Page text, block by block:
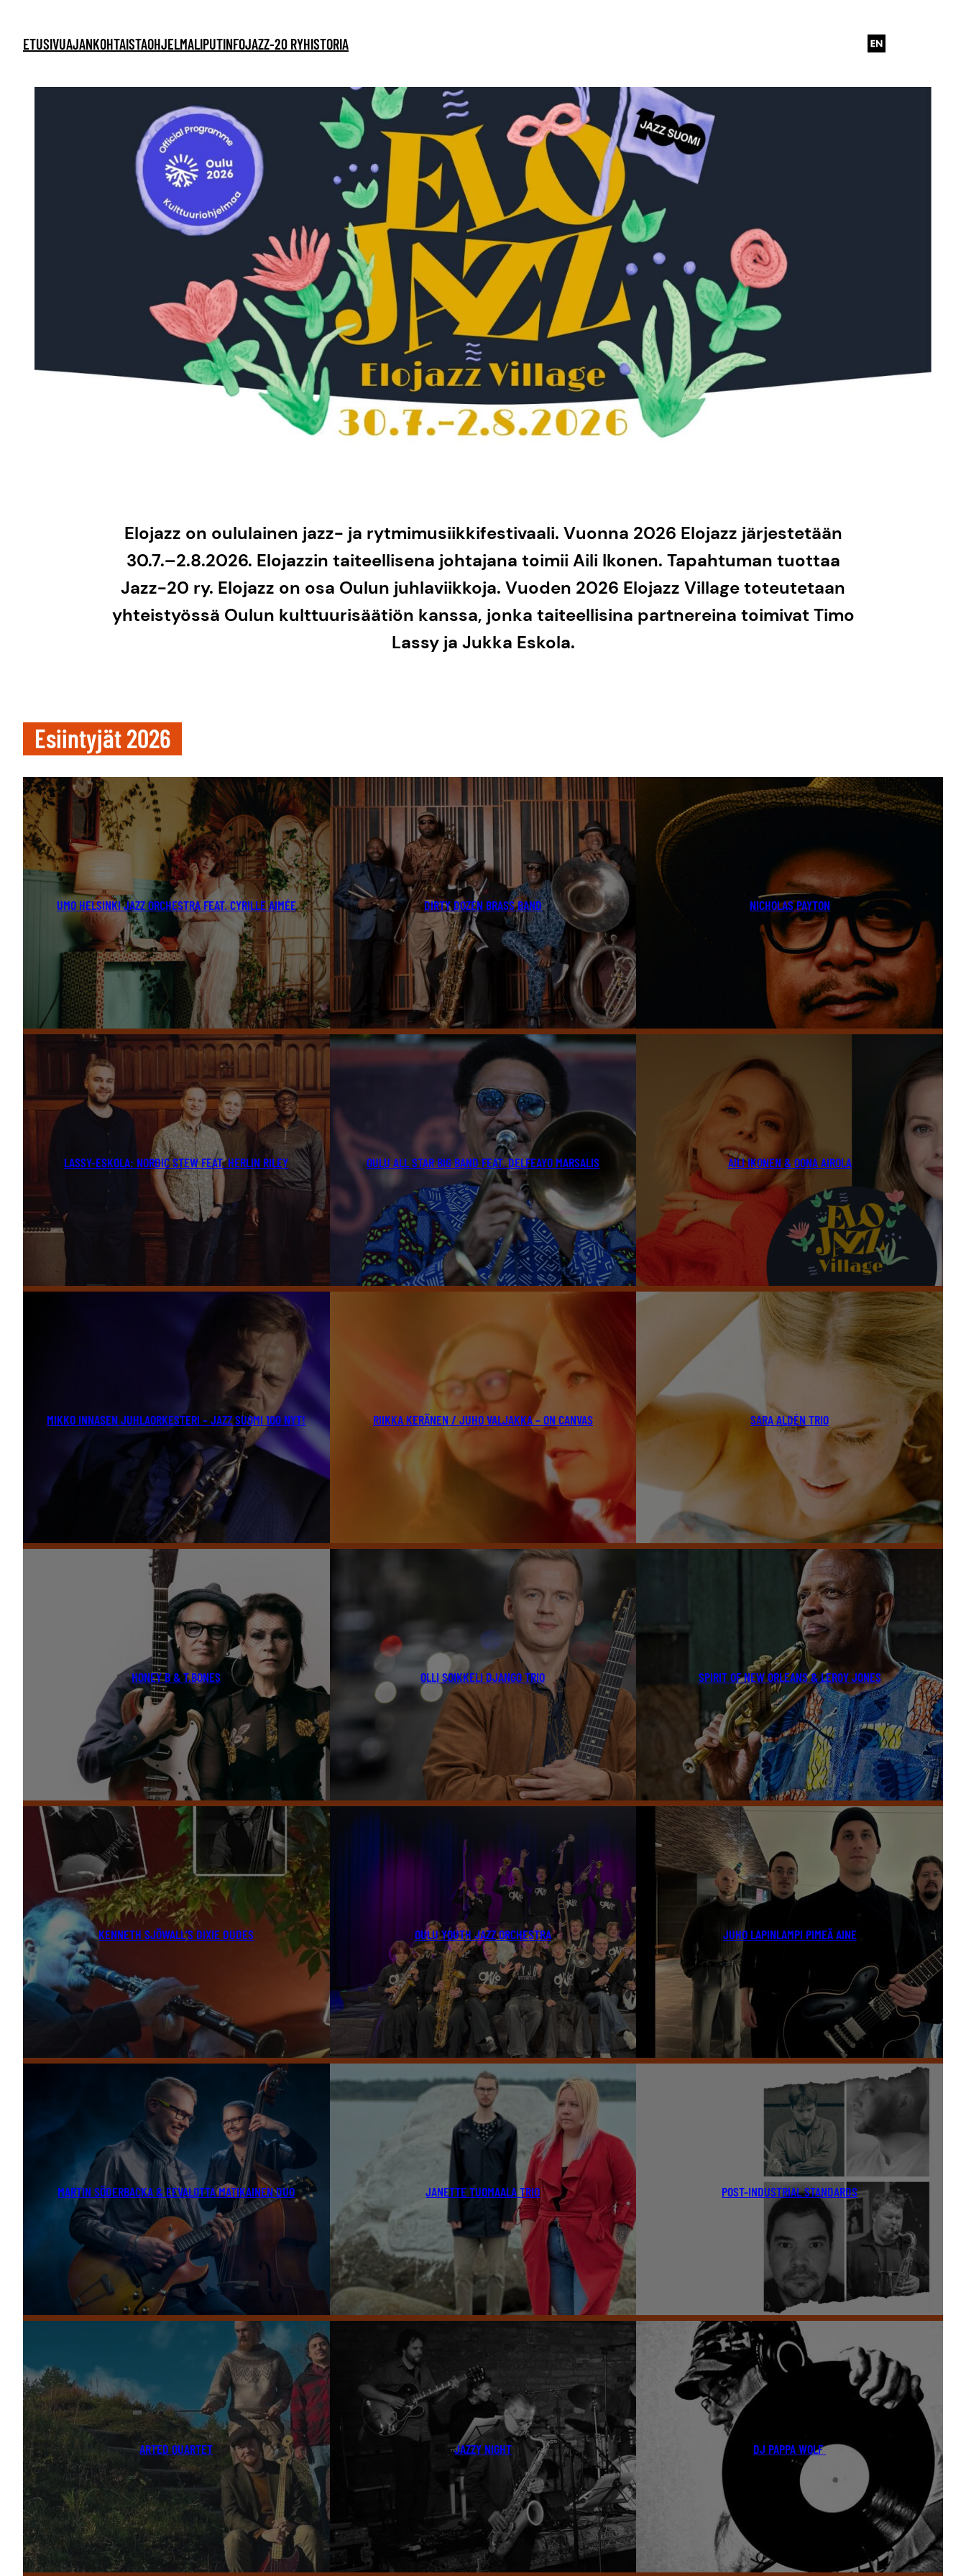
ETUSIVUAJANKOHTAISTAOHJELMALIPUTINFOJAZZ-20 RYHISTORIA
Elojazz on oululainen jazz- ja rytmimusiikkifestivaali. Vuonna 2026 Elojazz järjestetään
30.7.–2.8.2026. Elojazzin taiteellisena johtajana toimii Aili Ikonen. Tapahtuman tuottaa
Jazz-20 ry. Elojazz on osa Oulun juhlaviikkoja. Vuoden 2026 Elojazz Village toteutetaan
yhteistyössä Oulun kulttuurisäätiön kanssa, jonka taiteellisina partnereina toimivat Timo
Lassy ja Jukka Eskola.
Esiintyjät 2026
UMO HELSINKI JAZZ ORCHESTRA FEAT. CYRILLE AIMÉE DIRTY DOZEN BRASS BAND NICHOLAS PAYTON
LASSY-ESKOLA: NORDIC STEW FEAT. HERLIN RILEY OULU ALL STAR BIG BAND FEAT. DELFEAYO MARSALIS AILI IKONEN & OONA AIROLA
MIKKO INNASEN JUHLAORKESTERI – JAZZ SUOMI 100 NYT! RIIKKA KERÄNEN / JUHO VALJAKKA – ON CANVAS SARA ALDÉN TRIO
HONEY B & T.BONES OLLI SOIKKELI DJANGO TRIO SPIRIT OF NEW ORLEANS & LEROY JONES
KENNETH SJÖWALL’S DIXIE DUDES OULU YOUTH JAZZ ORCHESTRA JUHO LAPINLAMPI PIMEÄ AINE
MARTIN SÖDERBACKA & EEVALOTTA MATIKAINEN DUO JANETTE TUOMAALA TRIO POST-INDUSTRIAL STANDARDS
ARTED QUARTET JAZZY NIGHT DJ PAPPA WOLF